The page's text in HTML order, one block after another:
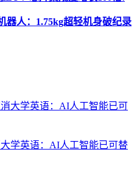
器人：1.75kg超轻机身破纪录
学英语：AI人工智能已可替